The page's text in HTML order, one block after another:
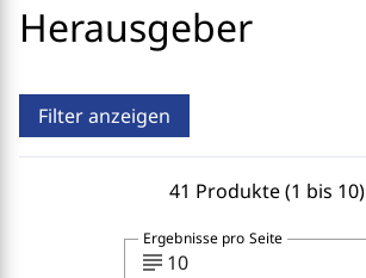
Herausgeber
Filter anzeigen
41 Produkte (1 bis 10)
subject 10
Ergebnisse pro Seite